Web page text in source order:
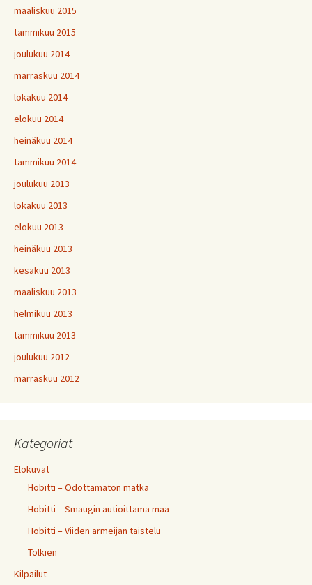
maaliskuu 2015
tammikuu 2015
joulukuu 2014
marraskuu 2014
lokakuu 2014
elokuu 2014
heinäkuu 2014
tammikuu 2014
joulukuu 2013
lokakuu 2013
elokuu 2013
heinäkuu 2013
kesäkuu 2013
maaliskuu 2013
helmikuu 2013
tammikuu 2013
joulukuu 2012
marraskuu 2012
Kategoriat
Elokuvat
Hobitti – Odottamaton matka
Hobitti – Smaugin autioittama maa
Hobitti – Viiden armeijan taistelu
Tolkien
Kilpailut